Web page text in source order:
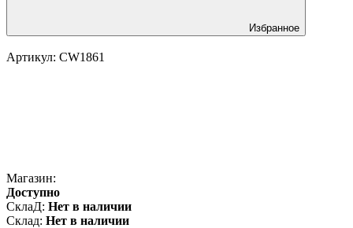
Избранное
Артикул: CW1861
Магазин:
Доступно
СклаД: Нет в наличии
Склад: Нет в наличии